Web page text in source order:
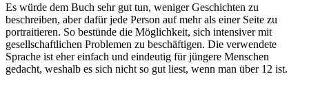
Es würde dem Buch sehr gut tun, weniger Geschichten zu
beschreiben, aber dafür jede Person auf mehr als einer Seite zu
portraitieren. So bestünde die Möglichkeit, sich intensiver mit
gesellschaftlichen Problemen zu beschäftigen. Die verwendete
Sprache ist eher einfach und eindeutig für jüngere Menschen
gedacht, weshalb es sich nicht so gut liest, wenn man über 12 ist.